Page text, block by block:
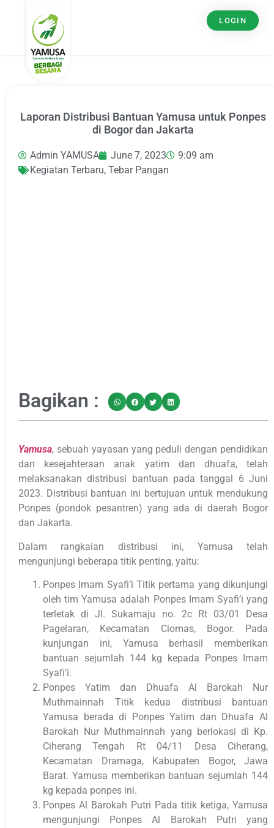
LOGIN
Laporan Distribusi Bantuan Yamusa untuk Ponpes
di Bogor dan Jakarta
Admin YAMUSA June 7, 2023
9:09 am
Kegiatan Terbaru, Tebar Pangan
Bagikan :
Yamusa, sebuah yayasan yang peduli dengan pendidikan
dan kesejahteraan anak yatim dan dhuafa, telah
melaksanakan distribusi bantuan pada tanggal 6 Juni
2023. Distribusi bantuan ini bertujuan untuk mendukung
Ponpes (pondok pesantren) yang ada di daerah Bogor
dan Jakarta.
Dalam rangkaian distribusi ini, Yamusa telah
mengunjungi beberapa titik penting, yaitu:
Ponpes Imam Syafi’i Titik pertama yang dikunjungi
oleh tim Yamusa adalah Ponpes Imam Syafi’i yang
terletak di Jl. Sukamaju no. 2c Rt 03/01 Desa
Pagelaran, Kecamatan Ciomas, Bogor. Pada
kunjungan ini, Yamusa berhasil memberikan
bantuan sejumlah 144 kg kepada Ponpes Imam
Syafi’i.
Ponpes Yatim dan Dhuafa Al Barokah Nur
Muthmainnah Titik kedua distribusi bantuan
Yamusa berada di Ponpes Yatim dan Dhuafa Al
Barokah Nur Muthmainnah yang berlokasi di Kp.
Ciherang Tengah Rt 04/11 Desa Ciherang,
Kecamatan Dramaga, Kabupaten Bogor, Jawa
Barat. Yamusa memberikan bantuan sejumlah 144
kg kepada ponpes ini.
Ponpes Al Barokah Putri Pada titik ketiga, Yamusa
mengunjungi Ponpes Al Barokah Putri yang